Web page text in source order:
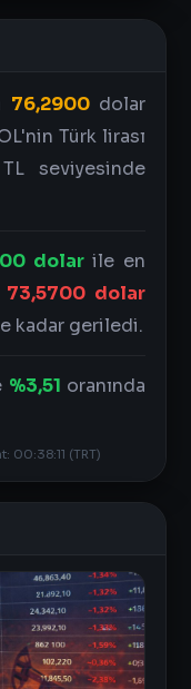
76,2900dolar
Türk lirası
TL seviyesinde
dolarile en
73,5700 dolar
kadar geriledi.
%3,51 oranında
00:38:11 (TRT)